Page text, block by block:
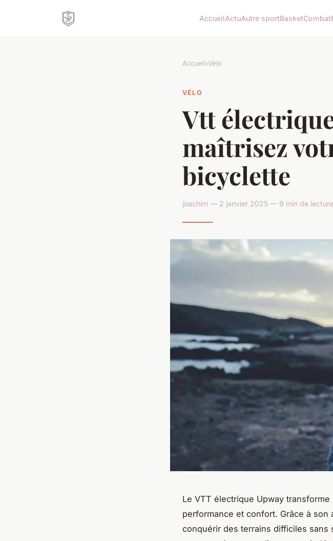
AccueilActuAutre sportBasketCombat
Accueil›Vélo
VÉLO
Vtt
maîtrisez
bicyclette
joachim — 2 janvier 2025 — 9 min de lecture
Le VTT électrique Upway
performance et confort. Grâce à
conquérir des terrains difficiles sans